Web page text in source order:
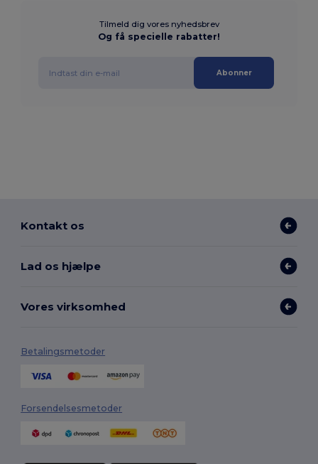
Tilmeld dig vores nyhedsbrev
Og få specielle rabatter!
Abonner
Kontakt os
Lad os hjælpe
Vores virksomhed
Betalingsmetoder
Forsendelsesmetoder